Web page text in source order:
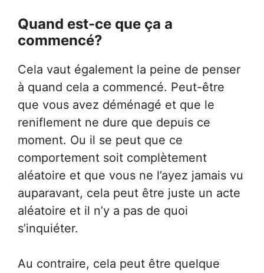
Quand est-ce que ça a
commencé?
Cela vaut également la peine de penser
à quand cela a commencé. Peut-être
que vous avez déménagé et que le
reniflement ne dure que depuis ce
moment. Ou il se peut que ce
comportement soit complètement
aléatoire et que vous ne l’ayez jamais vu
auparavant, cela peut être juste un acte
aléatoire et il n’y a pas de quoi
s’inquiéter.
Au contraire, cela peut être quelque